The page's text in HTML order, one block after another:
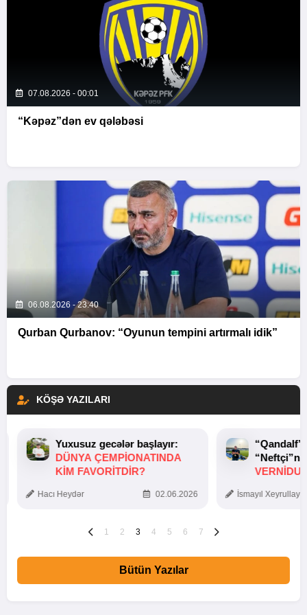
07.08.2026 - 00:01
“Kəpəz”dən ev qələbəsi
06.08.2026 - 23:40
Qurban Qurbanov: “Oyunun tempini artırmalı idik”
KÖŞƏ YAZILARI
Yuxusuz gecələr başlayır:
DÜNYA ÇEMPIONATINDA
KIM FAVORITDIR?
Hacı Heydər 02.06.2026 İsmayıl
1 2 3 4 5 6 7
Bütün Yazılar